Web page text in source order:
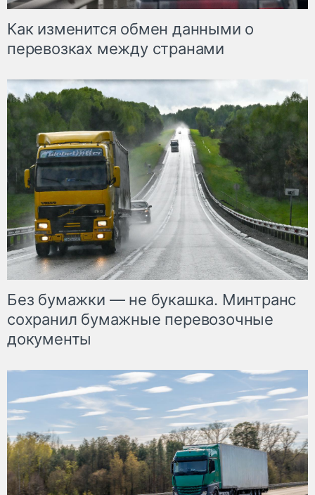
Как изменится обмен данными о
перевозках между странами
Без бумажки — не букашка. Минтранс
сохранил бумажные перевозочные
документы